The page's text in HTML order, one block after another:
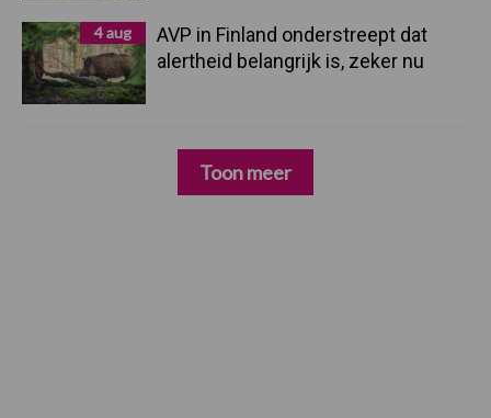
4 aug
AVP in Finland onderstreept dat
alertheid belangrijk is, zeker nu
Toon meer